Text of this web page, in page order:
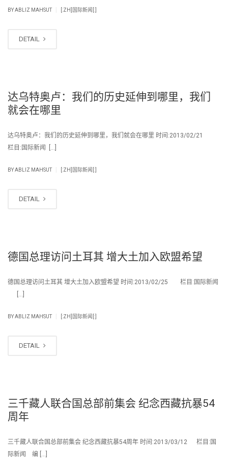
BYABLIZ MAHSUT [:ZH]国际新闻[:]
DETAIL
达乌特奥卢：我们的历史延伸到哪里，我们
就会在哪里
达乌特奥卢：我们的历史延伸到哪里，我们就会在哪里 时间:2013/02/21
栏目:国际新闻 […]
BYABLIZ MAHSUT [:ZH]国际新闻[:]
DETAIL
德国总理访问土耳其 增大土加入欧盟希望
德国总理访问土耳其 增大土加入欧盟希望 时间:2013/02/25 栏目:国际新闻
[…]
BYABLIZ MAHSUT [:ZH]国际新闻[:]
DETAIL
三千藏人联合国总部前集会 纪念西藏抗暴54
周年
三千藏人联合国总部前集会 纪念西藏抗暴54周年 时间:2013/03/12 栏目:国
际新闻 编 […]